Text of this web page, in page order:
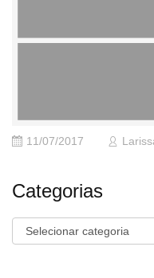
11/07/2017
Categorias
Categorias